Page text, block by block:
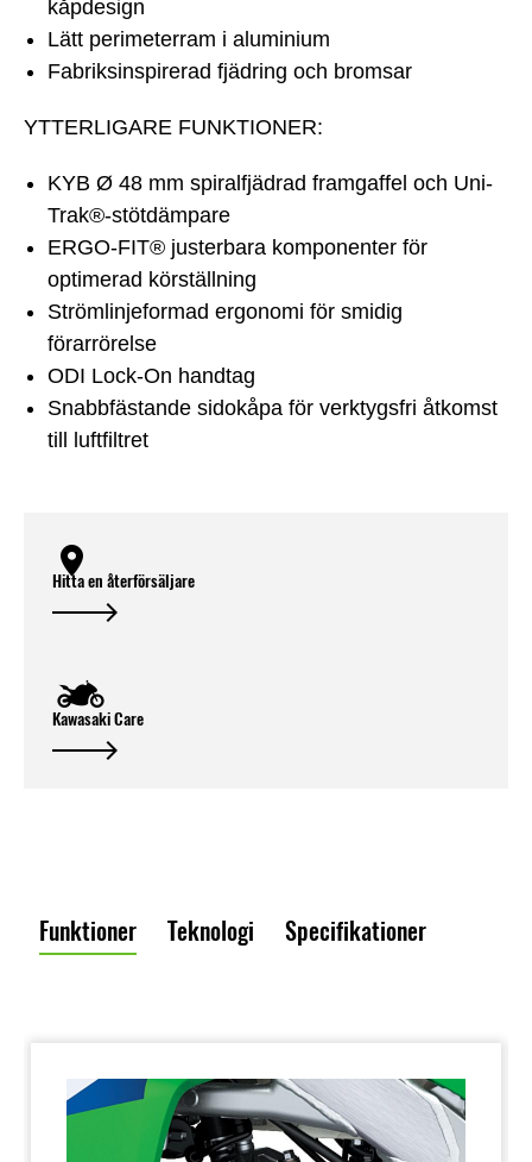
kåpdesign
Lätt perimeterram i aluminium
Fabriksinspirerad fjädring och bromsar
YTTERLIGARE FUNKTIONER:
KYB Ø 48 mm spiralfjädrad framgaffel och Uni-
Trak®-stötdämpare
ERGO-FIT® justerbara komponenter för
optimerad körställning
Strömlinjeformad ergonomi för smidig
förarrörelse
ODI Lock-On handtag
Snabbfästande sidokåpa för verktygsfri åtkomst
till luftfiltret
Hitta en återförsäljare
Kawasaki Care
Funktioner Teknologi Specifikationer